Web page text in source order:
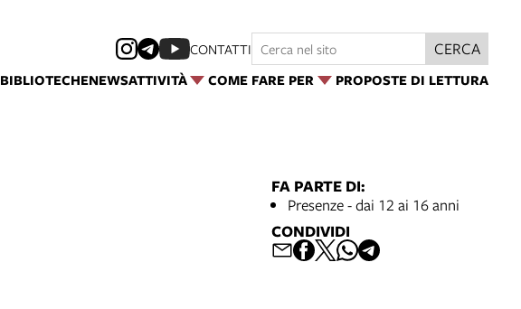
BIBLIOTECHENEWSATTIVITÀ COME FARE PER PROPOSTE DI LETTURA
CONTATTI CERCA
FA PARTE DI:
Presenze - dai 12 ai 16 anni
CONDIVIDI